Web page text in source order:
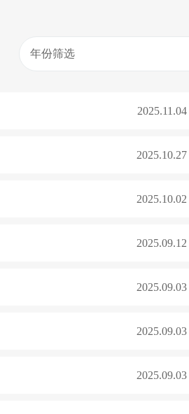
年份筛选
2025.11.04
2025.10.27
2025.10.02
2025.09.12
2025.09.03
2025.09.03
2025.09.03